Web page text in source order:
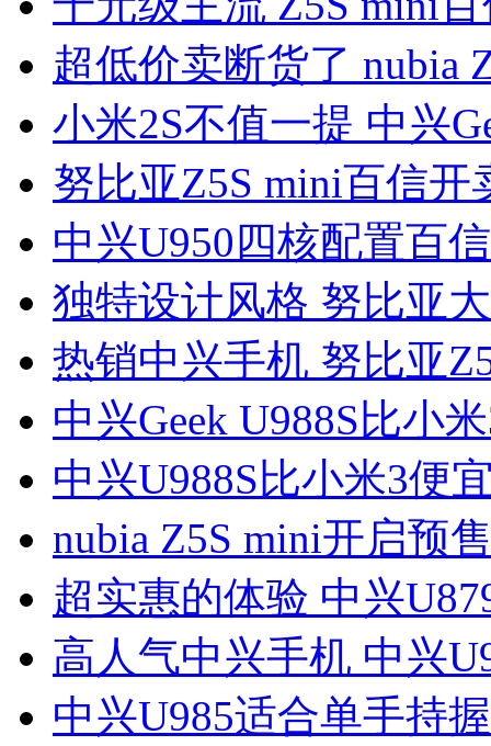
超低价卖断货了 nubia
小米2S不值一提 中兴
努比亚Z5S mini百信开
中兴U950四核配置百
独特设计风格 努比亚
热销中兴手机 努比亚
中兴Geek U988S比小
中兴U988S比小米3便
nubia Z5S mini开启预
超实惠的体验 中兴
高人气中兴手机 中兴
中兴U985适合单手持